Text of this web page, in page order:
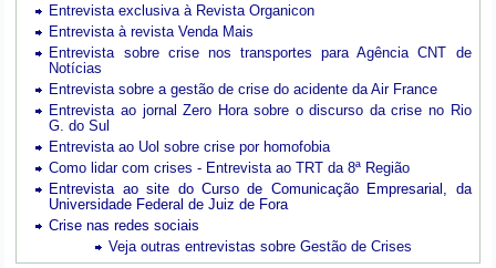
Entrevista exclusiva à Revista Organicon
Entrevista à revista Venda Mais
Entrevista sobre crise nos transportes para Agência CNT de
Notícias
Entrevista sobre a gestão de crise do acidente da Air France
Entrevista ao jornal Zero Hora sobre o discurso da crise no Rio
G. do Sul
Entrevista ao Uol sobre crise por homofobia
Como lidar com crises - Entrevista ao TRT da 8ª Região
Entrevista ao site do Curso de Comunicação Empresarial, da
Universidade Federal de Juiz de Fora
Crise nas redes sociais
Veja outras entrevistas sobre Gestão de Crises